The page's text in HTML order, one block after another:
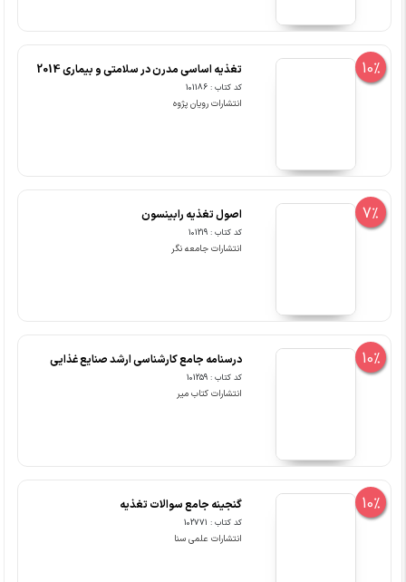
10% تغذیه اساسی مدرن در سلامتی و بیماری 2014
کد کتاب : 101186
انتشارات رویان پژوه
7% اصول تغذیه رابینسون
کد کتاب : 101219
انتشارات جامعه نگر
10% درسنامه جامع کارشناسی ارشد صنایع غذایی
کد کتاب : 101259
انتشارات کتاب میر
10% گنجینه جامع سوالات تغذیه
کد کتاب : 102771
انتشارات علمی سنا